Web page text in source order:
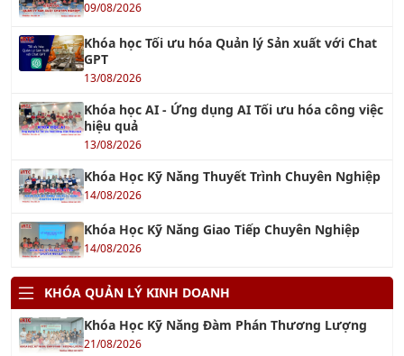
09/08/2026
Khóa học Tối ưu hóa Quản lý Sản xuất với Chat
GPT
13/08/2026
Khóa học AI - Ứng dụng AI Tối ưu hóa công việc
hiệu quả
13/08/2026
Khóa Học Kỹ Năng Thuyết Trình Chuyên Nghiệp
14/08/2026
Khóa Học Kỹ Năng Giao Tiếp Chuyên Nghiệp
14/08/2026
KHÓA QUẢN LÝ KINH DOANH
Khóa Học Kỹ Năng Đàm Phán Thương Lượng
21/08/2026